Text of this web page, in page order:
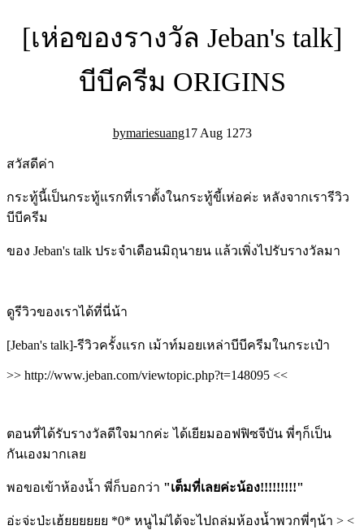
[เห่อของรางวัล Jeban's talk]
บีบีครีม ORIGINS
mariesuang17 Aug 1273
สวัสดีค่า
กระทู้นี้เป็นกระทู้แรกที่เราตั้งในกระทู้ขี้เห่อค่ะ หลังจากเรารีวิว
บีบีครีม
ของ Jeban's talk ประจำเดือนมิถุนายน แล้วเพิ่งไปรับรางวัลมา
ดูรีวิวของเราได้ที่นี่น้า
[Jeban's talk]-รีวิวครั้งแรก เม้าท์มอยเหล่าบีบีครีมในกระเป๋า
>> http://www.jeban.com/viewtopic.php?t=148095 <<
ตอนที่ได้รับรางวัลดีใจมากค่ะ ได้เยียมออฟฟิซจีบัน พี่ๆก็เป็น
กันเองมากเลย
พอขอเข้าห้องน้ำ พี่ก็บอกว่า "เต็มที่เลยค่ะน้อง!!!!!!!!!"
อ่ะจ่ะป่ะเฮ้ยยยยยย *0* หนูไม่ได้จะไปถล่มห้องน้ำพวกพี่ๆน้า > <